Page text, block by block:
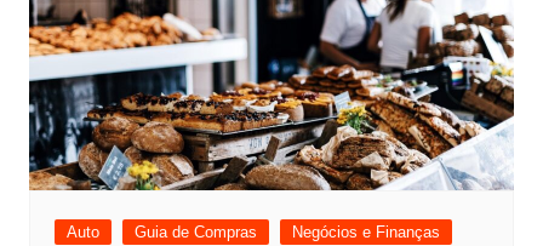
Auto Guia de Compras Negócios e Finanças